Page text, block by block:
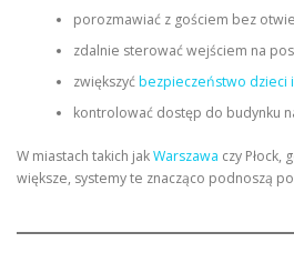
porozmawiać z gościem bez
zdalnie sterować wejściem na
zwiększyćbezpieczeństwo dzieci
kontrolować dostęp do budynku
W miastach takich jakWarszawa czy Płock,
większe, systemy te znacząco podnoszą